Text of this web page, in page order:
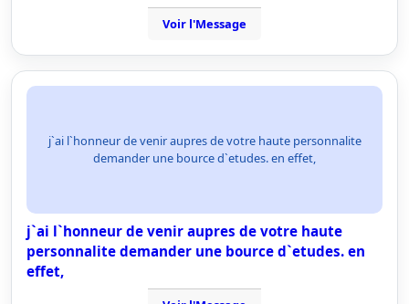
Voir l'Message
j`ai l`honneur de venir aupres de votre haute personnalite
demander une bource d`etudes. en effet,
j`ai l`honneur de venir aupres de votre haute
personnalite demander une bource d`etudes. en
effet,